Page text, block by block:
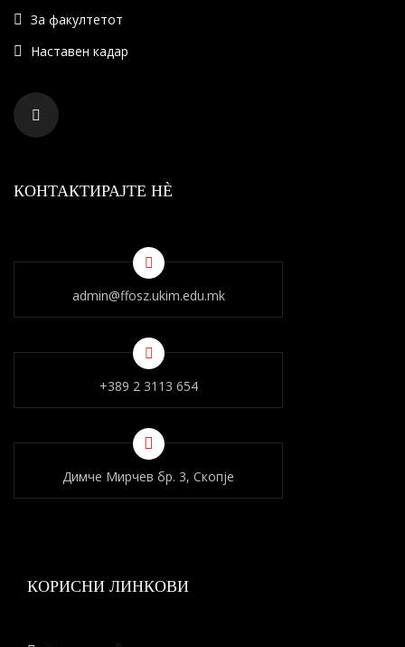
За факултетот
Наставен кадар
КОНТАКТИРАЈТЕ НÈ
admin@ffosz.ukim.edu.mk
+389 2 3113 654
Димче Мирчев бр. 3, Скопје
КОРИСНИ ЛИНКОВИ